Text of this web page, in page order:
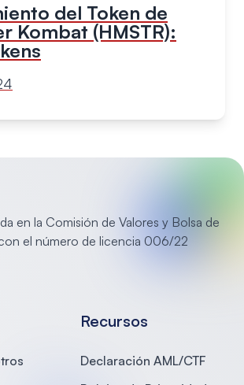
del Token de
Kombat (HMSTR):
en la Comisión de Valores y Bolsa de
el número de licencia 006/22
Recursos
Declaración AML/CTF